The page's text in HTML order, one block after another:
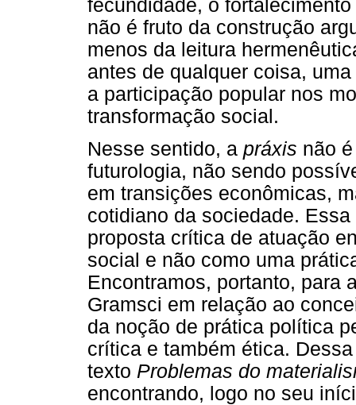
fecundidade, o
não é fruto da construção
menos da leitura
antes de qualquer coisa,
a participação popular nos
transformação social.
Nesse sentido, a práxis não
futurologia, não sendo
em transições econômicas,
cotidiano da sociedade.
proposta crítica de atuação
social e não como uma
Encontramos, portanto, para
Gramsci em relação ao
da noção de prática política
crítica e também ética.
texto Problemas do
encontrando, logo no seu